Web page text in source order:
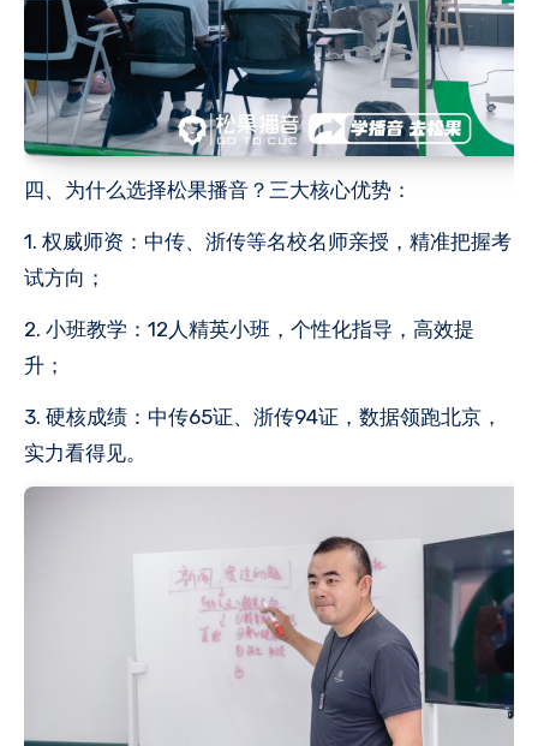
四、为什么选择松果播音？三大核心优势：
1. 权威师资：中传、浙传等名校名师亲授，精准把握考
试方向；
2. 小班教学：12人精英小班，个性化指导，高效提
升；
3. 硬核成绩：中传65证、浙传94证，数据领跑北京，
实力看得见。